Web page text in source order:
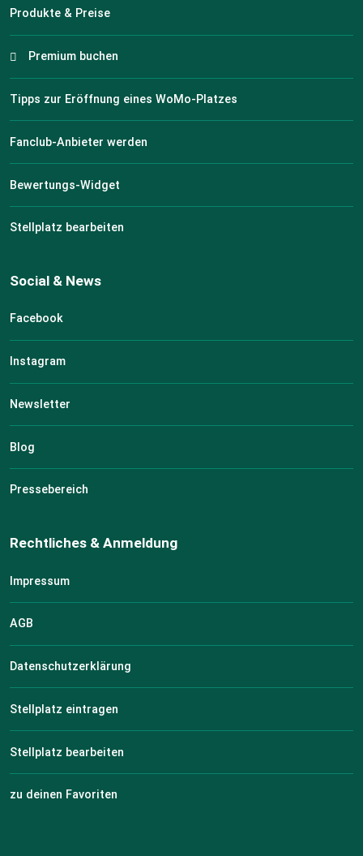
Produkte & Preise
Premium buchen
Tipps zur Eröffnung eines WoMo-Platzes
Fanclub-Anbieter werden
Bewertungs-Widget
Stellplatz bearbeiten
Social & News
Facebook
Instagram
Newsletter
Blog
Pressebereich
Rechtliches & Anmeldung
Impressum
AGB
Datenschutzerklärung
Stellplatz eintragen
Stellplatz bearbeiten
zu deinen Favoriten